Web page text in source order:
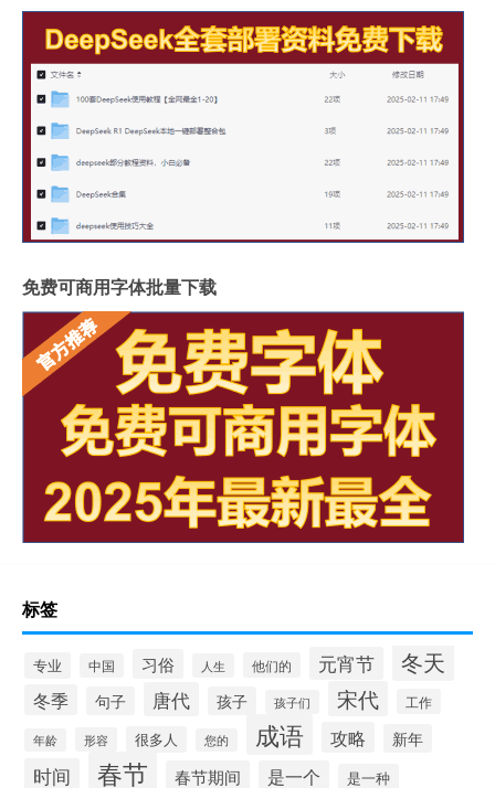
免费可商用字体批量下载
标签
专业 中国 习俗 人生 他们的 元宵节 冬天
冬季 句子 唐代 孩子 孩子们 宋代 工作
年龄 形容 很多人 您的 成语 攻略 新年
时间 春节 春节期间 是一个 是一种